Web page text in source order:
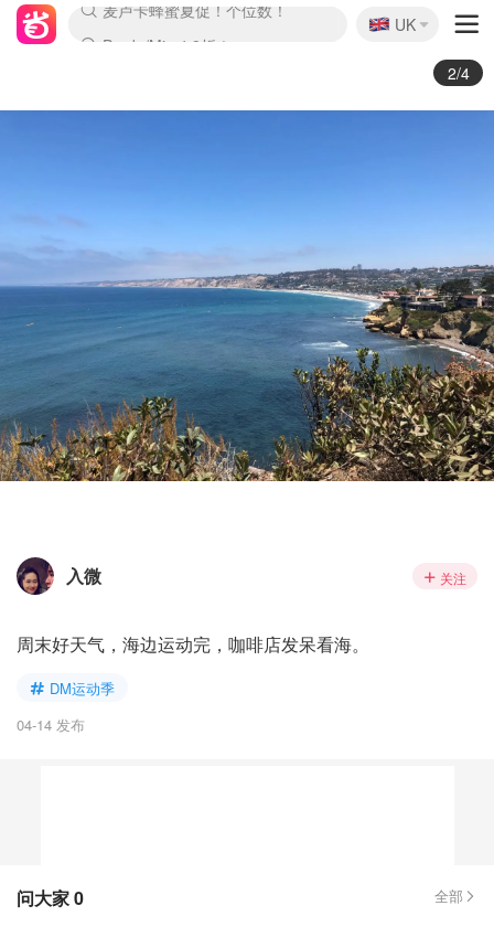
Prada/Miu 4.8折！
🇬🇧
UK
3/4
入微 关注
周末好天气，海边运动完，咖啡店发呆看海。
DM运动季
04-14 发布
问大家0 全部